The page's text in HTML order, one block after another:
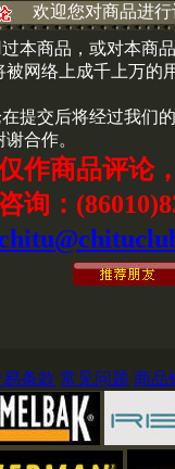
欢迎您对商品进
本商品，或对本商
被网络上成千上万的
提交后将经过我们
合作。
作商品评论
询：
条款 常见问题 商品